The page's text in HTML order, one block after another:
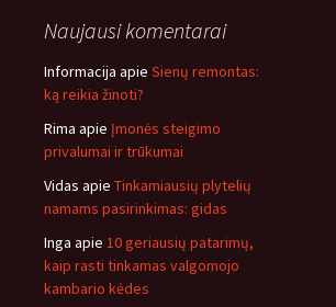
Naujausi komentarai
Informacija apie Sienų remontas:
ką reikia žinoti?
Rima apie Įmonės steigimo
privalumai ir trūkumai
Vidas apie Tinkamiausių plytelių
namams pasirinkimas: gidas
Inga apie 10 geriausių patarimų,
kaip rasti tinkamas valgomojo
kambario kėdes